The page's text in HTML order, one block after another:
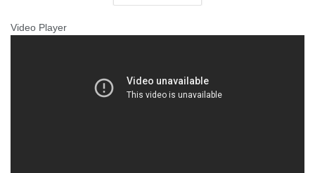
Video Player